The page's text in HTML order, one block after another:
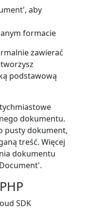
aby
formacie
zawierać
podstawową
dokumentu.
pusty dokument,
treść. Więcej
dokumentu
SDK